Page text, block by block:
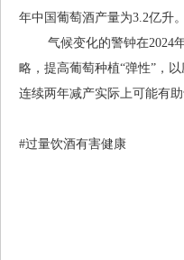
年中国葡萄酒产量为3.2亿升。
气候变化的警钟在2024年
略，提高葡萄种植“弹性”，
连续两年减产实际上可能有
#过量饮酒有害健康